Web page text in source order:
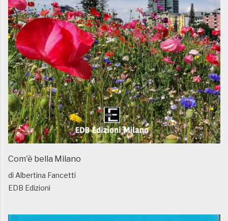
Com'è bella Milano
di Albertina Fancetti
EDB Edizioni